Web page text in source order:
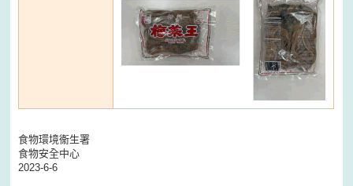
食物環境衞生署
食物安全中心
2023-6-6